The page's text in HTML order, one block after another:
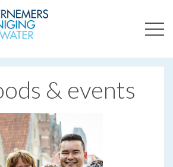
OUDEWATER
& events